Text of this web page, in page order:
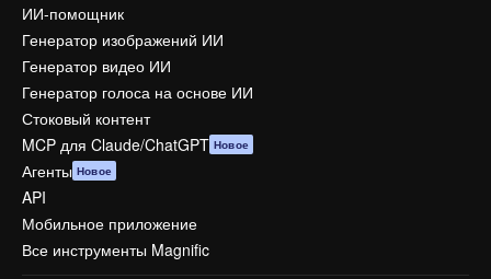
ИИ-помощник
Генератор изображений ИИ
Генератор видео ИИ
Генератор голоса на основе ИИ
Стоковый контент
MCP для Claude/ChatGPT Новое
Агенты Новое
API
Мобильное приложение
Все инструменты Magnific